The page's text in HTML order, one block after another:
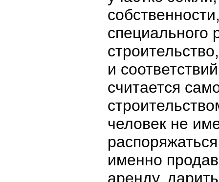
специального
и
считается
человек не
именно
аренду,